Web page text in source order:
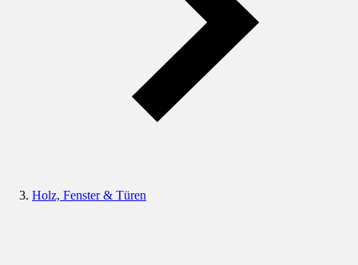
Holz, Fenster & Türen